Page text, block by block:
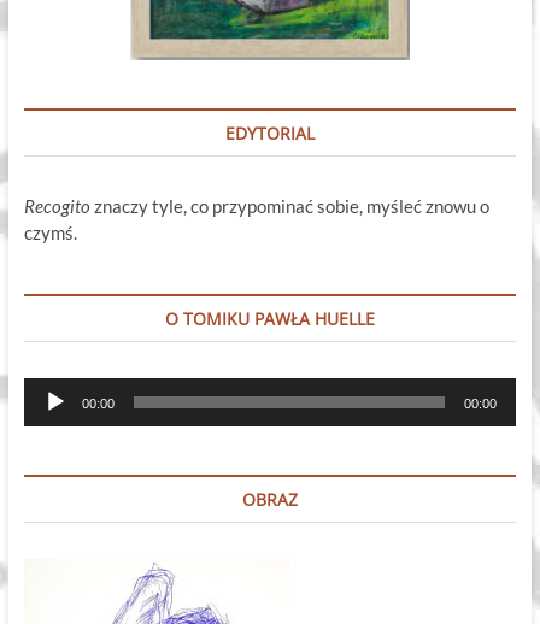
EDYTORIAL
Recogito znaczy tyle, co przypominać sobie, myśleć znowu o
czymś.
O TOMIKU PAWŁA HUELLE
Odtwarzacz
plików
00:00 00:00
OBRAZ